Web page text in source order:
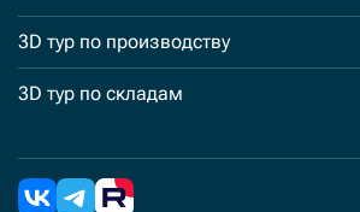
3D тур по производству
3D тур по складам